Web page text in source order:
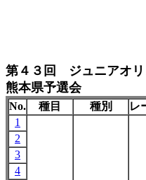
第４３回 ジュニアオリ
熊本県予選会
No. 種目 種別 レ
1
2
3
4